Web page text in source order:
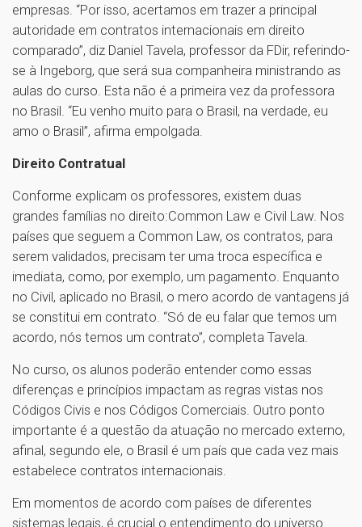
empresas. “Por isso, acertamos em trazer a principal
autoridade em contratos internacionais em direito
comparado”, diz Daniel Tavela, professor da FDir, referindo-
se à Ingeborg, que será sua companheira ministrando as
aulas do curso. Esta não é a primeira vez da professora
no Brasil. “Eu venho muito para o Brasil, na verdade, eu
amo o Brasil”, afirma empolgada.
Direito Contratual
Conforme explicam os professores, existem duas
grandes famílias no direito:Common Law e Civil Law. Nos
países que seguem a Common Law, os contratos, para
serem validados, precisam ter uma troca específica e
imediata, como, por exemplo, um pagamento. Enquanto
no Civil, aplicado no Brasil, o mero acordo de vantagens já
se constitui em contrato. “Só de eu falar que temos um
acordo, nós temos um contrato”, completa Tavela.
No curso, os alunos poderão entender como essas
diferenças e princípios impactam as regras vistas nos
Códigos Civis e nos Códigos Comerciais. Outro ponto
importante é a questão da atuação no mercado externo,
afinal, segundo ele, o Brasil é um país que cada vez mais
estabelece contratos internacionais.
Em momentos de acordo com países de diferentes
sistemas legais, é crucial o entendimento do universo